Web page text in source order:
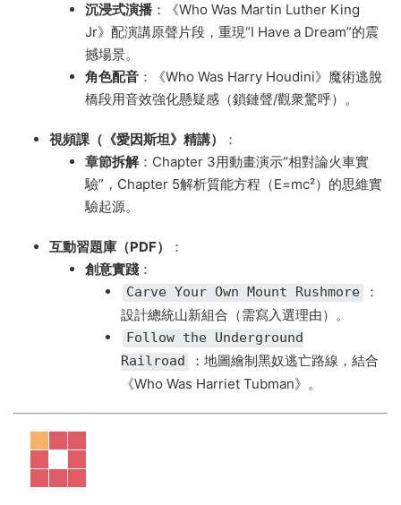
沉浸式演播 ​：《Who Was Martin Luther King
Jr》配演講原聲片段，重現“I Have a Dream”的震
撼場景。
角色配音 ​：《Who Was Harry Houdini》魔術逃脫
橋段用音效強化懸疑感（鎖鏈聲/觀衆驚呼）。
視頻課（《愛因斯坦》精講）​
​：
章節拆解​：Chapter 3用動畫演示“相對論火車實
驗”，Chapter 5解析質能方程（E=mc²）的思維實
驗起源。
互動習題庫（PDF）​
​：
創意實踐 ​：
Carve Your Own Mount Rushmore
：
設計總統山新組合（需寫入選理由）。
Follow the Underground
Railroad
：地圖繪制黑奴逃亡路線，結合
《Who Was Harriet Tubman》。